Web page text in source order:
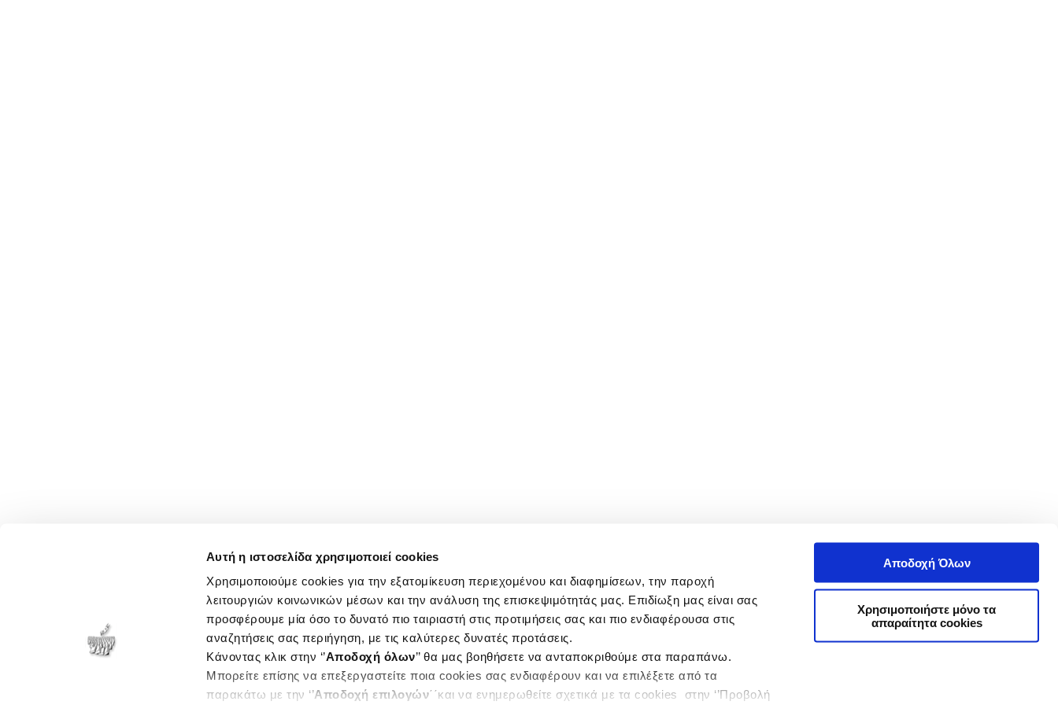
Αυτή η ιστοσελίδα χρησιμοποιεί cookies
Χρησιμοποιούμε cookies για την εξατομίκευση περιεχομένου και διαφημίσεων, την παροχή
λειτουργιών κοινωνικών μέσων και την ανάλυση της επισκεψιμότητάς μας. Επιδίωξη μας είναι σας
προσφέρουμε μία όσο το δυνατό πιο ταιριαστή στις προτιμήσεις σας και πιο ενδιαφέρουσα στις
αναζητήσεις σας περιήγηση, με τις καλύτερες δυνατές προτάσεις.
Κάνοντας κλικ στην ‘’Αποδοχή όλων’’ θα μας βοηθήσετε να ανταποκριθούμε στα παραπάνω.
Μπορείτε επίσης να επεξεργαστείτε ποια cookies σας ενδιαφέρουν και να επιλέξετε από τα
παρακάτω με την ‘’Αποδοχή επιλογών΄΄και να ενημερωθείτε σχετικά με τα cookies στην ‘’Προβολή
Αποδοχή Όλων
Χρησιμοποιήστε μόνο τα
απαραίτητα cookies